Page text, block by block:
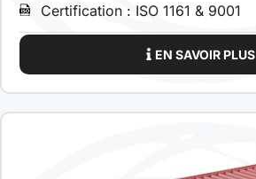
Certification : ISO 1161 & 9001
EN SAVOIR PLUS